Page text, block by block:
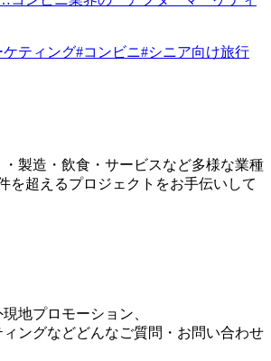
ティング#コンビニ#シニア向け旅行
製造・飲食・サービスなど多様な業種
を超えるプロジェクトをお手伝いして
地プロモーション、
ングなどどんなご質問・お問い合わせ